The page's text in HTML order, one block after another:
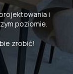
i
poziomie.
zrobić!